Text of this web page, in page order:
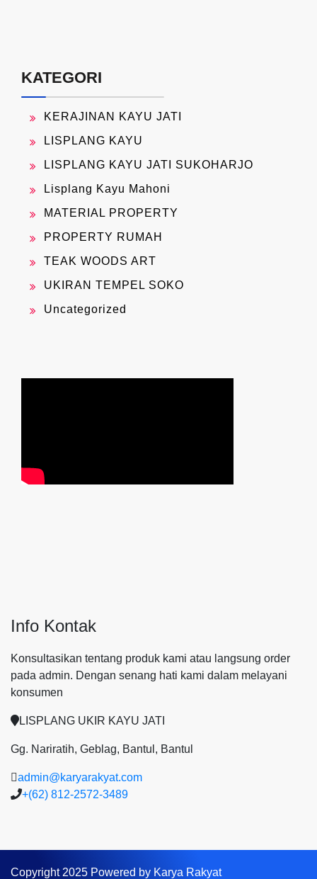
KATEGORI
KERAJINAN KAYU JATI
LISPLANG KAYU
LISPLANG KAYU JATI SUKOHARJO
Lisplang Kayu Mahoni
MATERIAL PROPERTY
PROPERTY RUMAH
TEAK WOODS ART
UKIRAN TEMPEL SOKO
Uncategorized
Info Kontak
Konsultasikan tentang produk kami atau langsung order
pada admin. Dengan senang hati kami dalam melayani
konsumen
LISPLANG UKIR KAYU JATI
Gg. Nariratih, Geblag, Bantul, Bantul
admin@karyarakyat.com
+(62) 812-2572-3489
Copyright 2025 Powered by Karya Rakyat